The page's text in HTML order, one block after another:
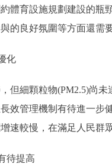
體育設施規劃建設的瓶
的良好氛圍等方面還需
化
細顆粒物(PM2.5)尚未
效管理機制有待進一步
速較慢，在滿足人民群
待提高